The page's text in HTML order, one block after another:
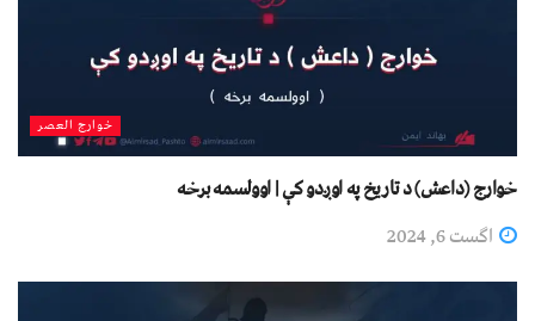
خوارج العصر
خوارج (داعش) د تاریخ په اوږدو کې | اوولسمه برخه
اگست 6, 2024